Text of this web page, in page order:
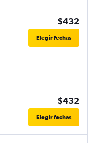
$432
Elegir fechas
$432
Elegir fechas